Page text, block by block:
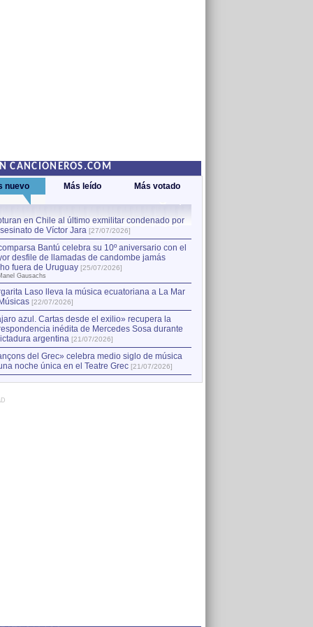
CANCIONEROS.COM
nuevo Más leído Más votado
en Chile al último exmilitar condenado por
de Víctor Jara [27/07/2026]
Bantú celebra su 10º aniversario con el
desfile de llamadas de candombe jamás
fuera de Uruguay [25/07/2026]
Gausachs
Laso lleva la música ecuatoriana a La Mar
[22/07/2026]
azul. Cartas desde el exilio» recupera la
inédita de Mercedes Sosa durante
argentina [21/07/2026]
del Grec» celebra medio siglo de música
noche única en el Teatre Grec [21/07/2026]